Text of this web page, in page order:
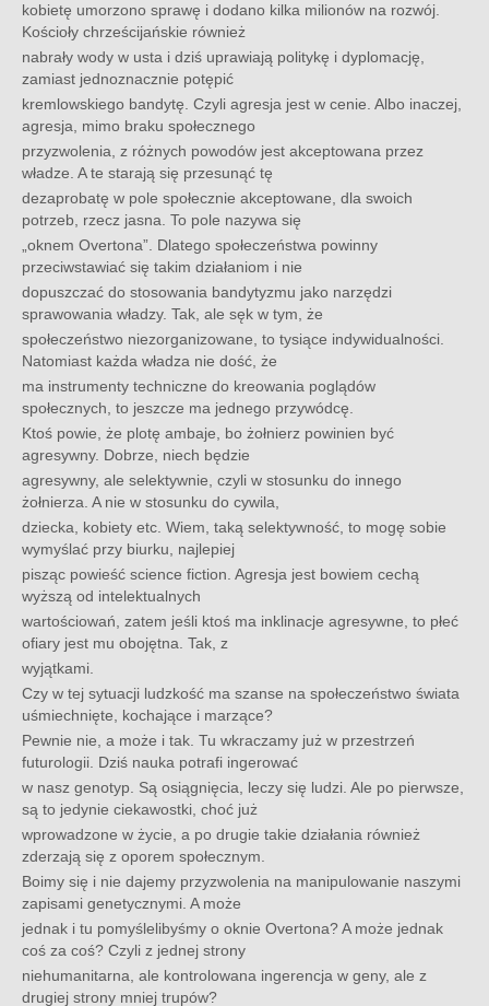
kobietę umorzono sprawę i dodano kilka milionów na rozwój.
Kościoły chrześcijańskie również
nabrały wody w usta i dziś uprawiają politykę i dyplomację,
zamiast jednoznacznie potępić
kremlowskiego bandytę. Czyli agresja jest w cenie. Albo inaczej,
agresja, mimo braku społecznego
przyzwolenia, z różnych powodów jest akceptowana przez
władze. A te starają się przesunąć tę
dezaprobatę w pole społecznie akceptowane, dla swoich
potrzeb, rzecz jasna. To pole nazywa się
„oknem Overtona”. Dlatego społeczeństwa powinny
przeciwstawiać się takim działaniom i nie
dopuszczać do stosowania bandytyzmu jako narzędzi
sprawowania władzy. Tak, ale sęk w tym, że
społeczeństwo niezorganizowane, to tysiące indywidualności.
Natomiast każda władza nie dość, że
ma instrumenty techniczne do kreowania poglądów
społecznych, to jeszcze ma jednego przywódcę.
Ktoś powie, że plotę ambaje, bo żołnierz powinien być
agresywny. Dobrze, niech będzie
agresywny, ale selektywnie, czyli w stosunku do innego
żołnierza. A nie w stosunku do cywila,
dziecka, kobiety etc. Wiem, taką selektywność, to mogę sobie
wymyślać przy biurku, najlepiej
pisząc powieść science fiction. Agresja jest bowiem cechą
wyższą od intelektualnych
wartościowań, zatem jeśli ktoś ma inklinacje agresywne, to płeć
ofiary jest mu obojętna. Tak, z
wyjątkami.
Czy w tej sytuacji ludzkość ma szanse na społeczeństwo świata
uśmiechnięte, kochające i marzące?
Pewnie nie, a może i tak. Tu wkraczamy już w przestrzeń
futurologii. Dziś nauka potrafi ingerować
w nasz genotyp. Są osiągnięcia, leczy się ludzi. Ale po pierwsze,
są to jedynie ciekawostki, choć już
wprowadzone w życie, a po drugie takie działania również
zderzają się z oporem społecznym.
Boimy się i nie dajemy przyzwolenia na manipulowanie naszymi
zapisami genetycznymi. A może
jednak i tu pomyślelibyśmy o oknie Overtona? A może jednak
coś za coś? Czyli z jednej strony
niehumanitarna, ale kontrolowana ingerencja w geny, ale z
drugiej strony mniej trupów?